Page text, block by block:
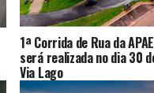
1ª Corrida de Rua da
será realizada no dia 30
Via Lago